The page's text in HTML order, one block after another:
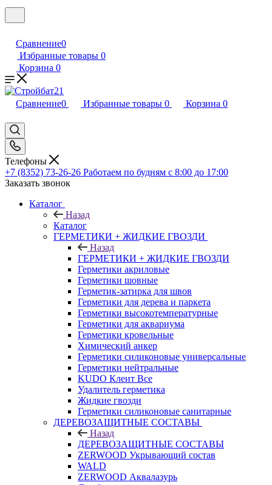
Сравнение0
Избранные товары 0
Корзина 0
Сравнение0 Избранные товары 0 Корзина 0
Телефоны
+7 (8352) 73-26-26 Работаем по будням с 8:00 до 17:00
Заказать звонок
Каталог
Назад
Каталог
ГЕРМЕТИКИ + ЖИДКИЕ ГВОЗДИ
Назад
ГЕРМЕТИКИ + ЖИДКИЕ ГВОЗДИ
Герметики акриловые
Герметики шовные
Герметик-затирка для швов
Герметики для дерева и паркета
Герметики высокотемпературные
Герметики для аквариума
Герметики кровельные
Химический анкер
Герметики силиконовые универсальные
Герметики нейтральные
KUDO Клеит Все
Удалитель герметика
Жидкие гвозди
Герметики силиконовые санитарные
ДЕРЕВОЗАЩИТНЫЕ СОСТАВЫ
Назад
ДЕРЕВОЗАЩИТНЫЕ СОСТАВЫ
ZERWOOD Укрывающий состав
WALD
ZERWOOD Аквалазурь